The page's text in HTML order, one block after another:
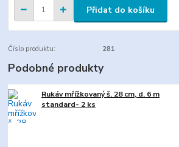
Přidat do košíku
Číslo produktu: 281
Podobné produkty
Rukáv mřížkovaný š. 28 cm, d. 6 m
standard- 2 ks